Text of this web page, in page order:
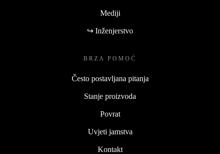
Mediji
↪ Inženjerstvo
BRZA POMOĆ
Često postavljana pitanja
Stanje proizvoda
Povrat
Uvjeti jamstva
Kontakt